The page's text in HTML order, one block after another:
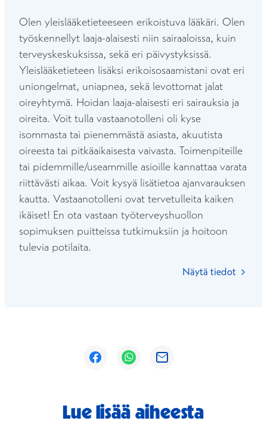
Olen yleislääketieteeseen erikoistuva lääkäri. Olen
työskennellyt laaja-alaisesti niin sairaaloissa, kuin
terveyskeskuksissa, sekä eri päivystyksissä.
Yleislääketieteen lisäksi erikoisosaamistani ovat eri
uniongelmat, uniapnea, sekä levottomat jalat
oireyhtymä. Hoidan laaja-alaisesti eri sairauksia ja
oireita. Voit tulla vastaanotolleni oli kyse
isommasta tai pienemmästä asiasta, akuutista
oireesta tai pitkäaikaisesta vaivasta. Toimenpiteille
tai pidemmille/useammille asioille kannattaa varata
riittävästi aikaa. Voit kysyä lisätietoa ajanvarauksen
kautta. Vastaanotolleni ovat tervetulleita kaiken
ikäiset! En ota vastaan työterveyshuollon
sopimuksen puitteissa tutkimuksiin ja hoitoon
tulevia potilaita.
Näytä tiedot
Avautuu uuteen ikkunaan
Avautuu uuteen ikkunaan
Avautuu uuteen ikkunaan
Lue lisää aiheesta